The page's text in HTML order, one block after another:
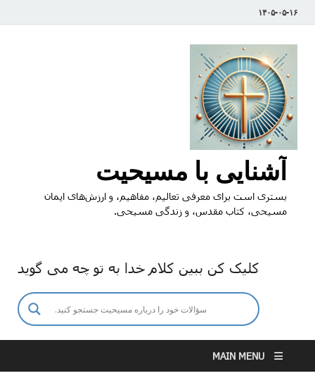
۱۴۰۵-۰۵-۱۶
آشنایی با مسیحیت
بستری است برای معرفی تعالیم، مفاهیم، و ارزش‌های ایمان
مسیحی، کتاب مقدس، و زندگی مسیحی.
کلیک کن ببین کلام خدا به تو چه می گوید
MAIN MENU